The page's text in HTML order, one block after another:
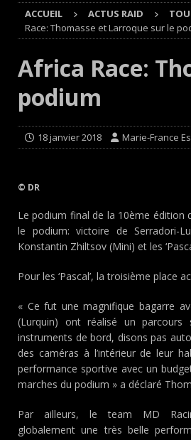
Cours
EDITO CIRCUIT
[ 4 août 2026 ]
[ 3 août 2026 ]
ACCUEIL ACTUS RAID
Race: Thomasse et Larroque sur le
Africa Race:
podium
18 janvier 2018 Marie-France
© DR
Le podium final de la 10ème édition
le podium: victoire de Serradori-
Konstantin Zhiltsov (Mini) et les
Pour les ‘Pascal’, la troisième place
« Ce fut une magnifique bagarre
(Lurquin) ont réalisé un
instruments de bord, disons pas
des caméras à l’intérieur de leur
performance sportive avec un
marches du podium » a déclaré
Par ailleurs, le team MD
globalement une très belle